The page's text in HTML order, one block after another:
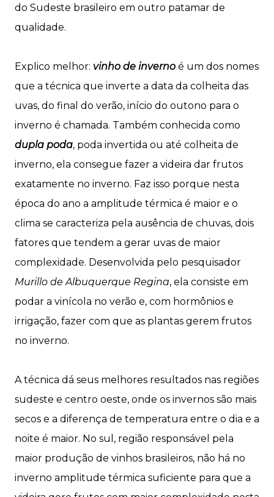
do Sudeste brasileiro em outro patamar de
qualidade.
Explico melhor: vinho de inverno é um dos nomes
que a técnica que inverte a data da colheita das
uvas, do final do verão, início do outono para o
inverno é chamada. Também conhecida como
dupla poda, poda invertida ou até colheita de
inverno, ela consegue fazer a videira dar frutos
exatamente no inverno. Faz isso porque nesta
época do ano a amplitude térmica é maior e o
clima se caracteriza pela ausência de chuvas, dois
fatores que tendem a gerar uvas de maior
complexidade. Desenvolvida pelo pesquisador
Murillo de Albuquerque Regina, ela consiste em
podar a vinícola no verão e, com hormônios e
irrigação, fazer com que as plantas gerem frutos
no inverno.
A técnica dá seus melhores resultados nas regiões
sudeste e centro oeste, onde os invernos são mais
secos e a diferença de temperatura entre o dia e a
noite é maior. No sul, região responsável pela
maior produção de vinhos brasileiros, não há no
inverno amplitude térmica suficiente para que a